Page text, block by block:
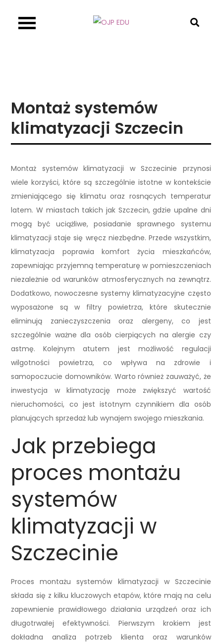
Montaż systemów
klimatyzacji Szczecin
Montaż systemów klimatyzacji w Szczecinie przynosi
wiele korzyści, które są szczególnie istotne w kontekście
zmieniającego się klimatu oraz rosnących temperatur
latem. W miastach takich jak Szczecin, gdzie upalne dni
mogą być uciążliwe, posiadanie sprawnego systemu
klimatyzacji staje się wręcz niezbędne. Przede wszystkim,
klimatyzacja poprawia komfort życia mieszkańców,
zapewniając przyjemną temperaturę w pomieszczeniach
niezależnie od warunków atmosferycznych na zewnątrz.
Dodatkowo, nowoczesne systemy klimatyzacyjne często
wyposażone są w filtry powietrza, które skutecznie
eliminują zanieczyszczenia oraz alergeny, co jest
szczególnie ważne dla osób cierpiących na alergie czy
astmę. Kolejnym atutem jest możliwość regulacji
wilgotności powietrza, co wpływa na zdrowie i
samopoczucie domowników. Warto również zauważyć, że
inwestycja w klimatyzację może zwiększyć wartość
nieruchomości, co jest istotnym czynnikiem dla osób
planujących sprzedaż lub wynajem swojego mieszkania.
Jak przebiega
proces montażu
systemów
klimatyzacji w
Szczecinie
Proces montażu systemów klimatyzacji w Szczecinie
składa się z kilku kluczowych etapów, które mają na celu
zapewnienie prawidłowego działania urządzeń oraz ich
długotrwałej efektywności. Pierwszym krokiem jest
dokładna analiza potrzeb klienta oraz warunków